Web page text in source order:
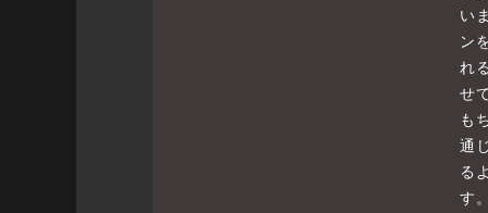
い
ン
れ
せ
も
通
る
す